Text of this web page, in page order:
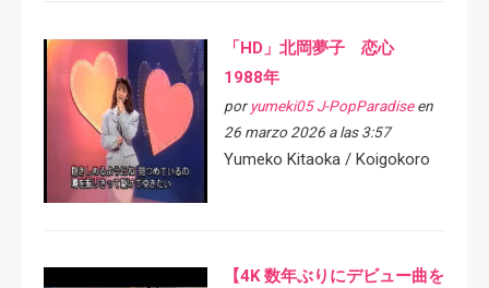
「HD」北岡夢子 恋心
1988年
por yumeki05 J-PopParadiseen
26 marzo 2026 a las 3:57
Yumeko Kitaoka / Koigokoro
【4K 数年ぶりにデビュー曲を